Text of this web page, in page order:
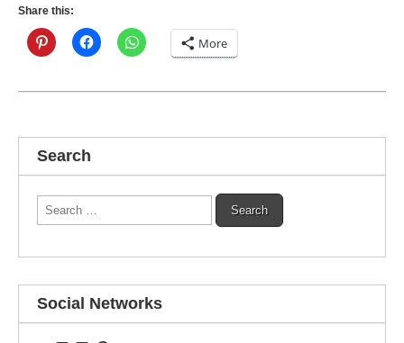
Share this:
More
Search
Search
for:
Social Networks